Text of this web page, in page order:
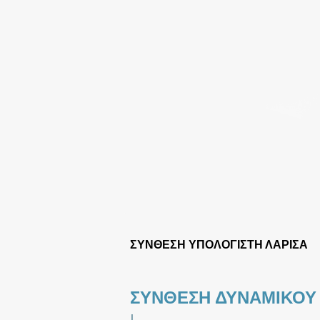
ΣΥΝΘΕΣΗ ΥΠΟΛΟΓΙΣΤΗ ΛΑΡΙΣΑ
ΣΥΝΘΕΣΗ ΔΥΝΑΜΙΚΟΥ